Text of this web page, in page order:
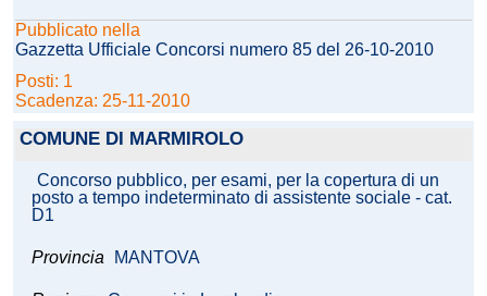
Pubblicato nella
Gazzetta Ufficiale Concorsi numero 85 del 26-10-2010
Posti: 1
Scadenza: 25-11-2010
COMUNE DI MARMIROLO
Concorso pubblico, per esami, per la copertura di un
posto a tempo indeterminato di assistente sociale - cat.
D1
Provincia MANTOVA